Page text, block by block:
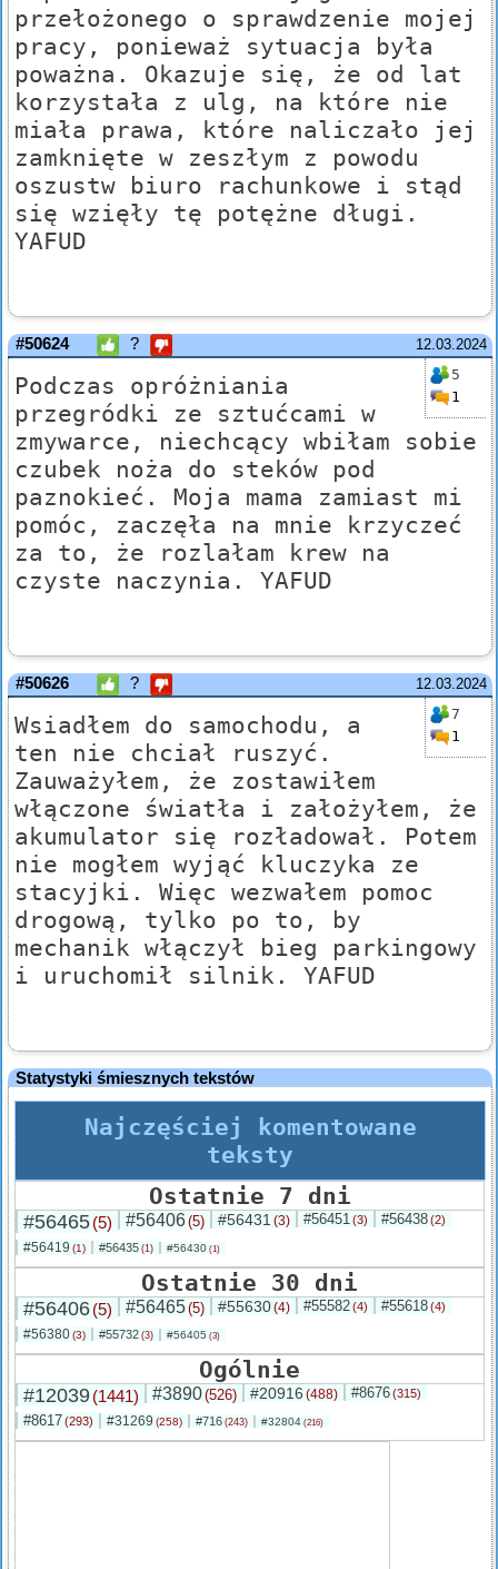
przełożonego o sprawdzenie mojej
pracy, ponieważ sytuacja była
poważna. Okazuje się, że od lat
korzystała z ulg, na które nie
miała prawa, które naliczało jej
zamknięte w zeszłym z powodu
oszustw biuro rachunkowe i stąd
się wzięły tę potężne długi.
YAFUD
12.03.2024
#50624 ?
5
1
Podczas opróżniania
przegródki ze sztućcami w
zmywarce, niechcący wbiłam sobie
czubek noża do steków pod
paznokieć. Moja mama zamiast mi
pomóc, zaczęła na mnie krzyczeć
za to, że rozlałam krew na
czyste naczynia. YAFUD
12.03.2024
#50626 ?
7
1
Wsiadłem do samochodu, a
ten nie chciał ruszyć.
Zauważyłem, że zostawiłem
włączone światła i założyłem, że
akumulator się rozładował. Potem
nie mogłem wyjąć kluczyka ze
stacyjki. Więc wezwałem pomoc
drogową, tylko po to, by
mechanik włączył bieg parkingowy
i uruchomił silnik. YAFUD
Statystyki śmiesznych tekstów
Najczęściej komentowane
teksty
Ostatnie 7 dni
#56465(5) #56406(5) #56431 (3) #56451(3) #56438(2)
#56419 (1) #56435 (1) #56430 (1)
Ostatnie 30 dni
#56406(5) #56465(5) #55630(4) #55582(4) #55618(4)
#56380(3) #55732 (3) #56405 (3)
Ogólnie
#12039(1441) #3890(526) #20916 (488) #8676(315)
#8617(293) #31269 (258) #716 (243) #32804 (216)